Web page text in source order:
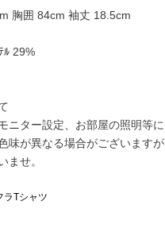
胸囲 84cm 袖丈 18.5cm
ﾙ 29%
ニター設定、お部屋の照明等に
味が異なる場合がございますが
ませ。
ラTシャツ